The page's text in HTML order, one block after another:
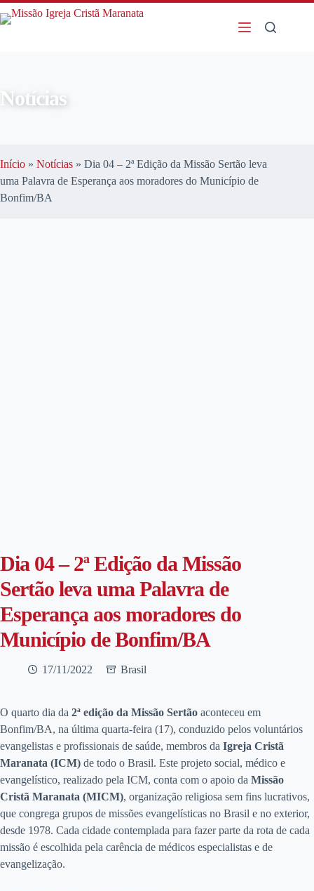
Notícias
Início » Notícias » Dia 04 – 2ª Edição da Missão Sertão leva
uma Palavra de Esperança aos moradores do Município de
Bonfim/BA
Dia 04 – 2ª Edição da Missão
Sertão leva uma Palavra de
Esperança aos moradores do
Município de Bonfim/BA
17/11/2022 Brasil
O quarto dia da 2ª edição da Missão Sertão aconteceu em
Bonfim/BA, na última quarta-feira (17), conduzido pelos voluntários
evangelistas e profissionais de saúde, membros da Igreja Cristã
Maranata (ICM) de todo o Brasil. Este projeto social, médico e
evangelístico, realizado pela ICM, conta com o apoio da Missão
Cristã Maranata (MICM), organização religiosa sem fins lucrativos,
que congrega grupos de missões evangelísticas no Brasil e no exterior,
desde 1978. Cada cidade contemplada para fazer parte da rota de cada
missão é escolhida pela carência de médicos especialistas e de
evangelização.